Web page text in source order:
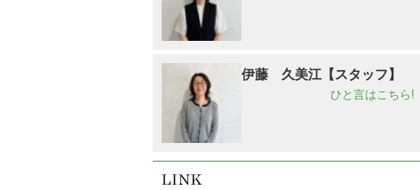
伊藤 久美江【スタッフ】
ひと言はこちら!